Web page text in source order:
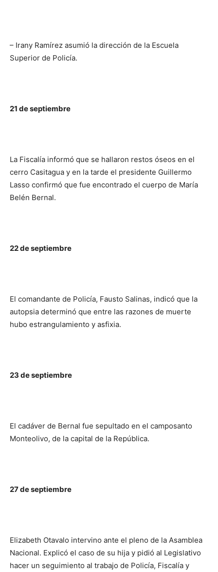
– Irany Ramírez asumió la dirección de la Escuela
Superior de Policía.
21 de septiembre
La Fiscalía informó que se hallaron restos óseos en el
cerro Casitagua y en la tarde el presidente Guillermo
Lasso confirmó que fue encontrado el cuerpo de María
Belén Bernal.
22 de septiembre
El comandante de Policía, Fausto Salinas, indicó que la
autopsia determinó que entre las razones de muerte
hubo estrangulamiento y asfixia.
23 de septiembre
El cadáver de Bernal fue sepultado en el camposanto
Monteolivo, de la capital de la República.
27 de septiembre
Elizabeth Otavalo intervino ante el pleno de la Asamblea
Nacional. Explicó el caso de su hija y pidió al Legislativo
hacer un seguimiento al trabajo de Policía, Fiscalía y